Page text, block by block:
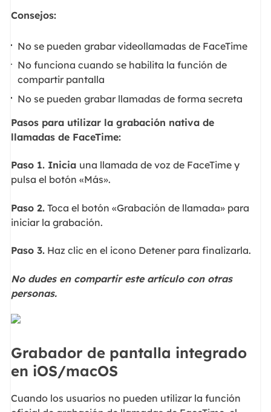
Consejos:
No se pueden grabar videollamadas de FaceTime
No funciona cuando se habilita la función de
compartir pantalla
No se pueden grabar llamadas de forma secreta
Pasos para utilizar la grabación nativa de
llamadas de FaceTime:
Paso 1. Inicia una llamada de voz de FaceTime y
pulsa el botón «Más».
Paso 2.Toca el botón «Grabación de llamada» para
iniciar la grabación.
Paso 3.Haz clic en el icono Detener para finalizarla.
No dudes en compartir este artículo con otras
personas.
Grabador de pantalla integrado
en iOS/macOS
Cuando los usuarios no pueden utilizar la función